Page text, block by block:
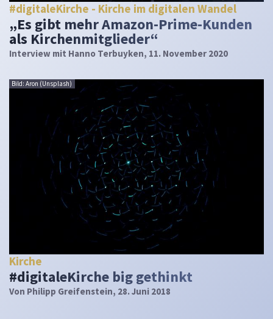
#digitaleKirche - Kirche im digitalen Wandel
„Es gibt mehr Amazon-Prime-Kunden
als Kirchenmitglieder“
Interview mit Hanno Terbuyken, 11. November 2020
Bild: Aron (Unsplash)
Kirche
#digitaleKirche big gethinkt
Von Philipp Greifenstein, 28. Juni 2018